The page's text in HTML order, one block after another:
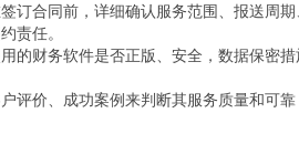
签订合同前，详细确认服务范围、报送周
责任。
用的财务软件是否正版、安全，数据保密措
户评价、成功案例来判断其服务质量和可靠